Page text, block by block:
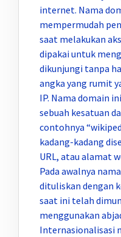
internet. Nama
mempermudah
saat melakukan
dipakai untuk
dikunjungi tanpa
angka yang rumit
IP. Nama domain
sebuah kesatuan
contohnya
kadang-kadang
URL, atau alamat
Pada awalnya
dituliskan dengan
saat ini telah
menggunakan
Internasionalisasi